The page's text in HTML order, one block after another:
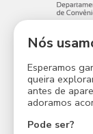
Nós
Esperamos
queira
antes de
adoramos
Pode ser?